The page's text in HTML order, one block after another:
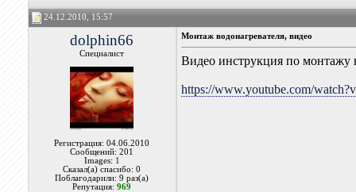
24.12.2010, 15:57
dolphin66
Специалист
Регистрация: 04.06.2010
Сообщений: 201
Images: 1
Сказал(а) спасибо: 0
Поблагодарили: 9 раз(а)
Репутация:969
Монтаж водонагревателя, видео
Видео инструкция по монтажу
https://www.youtube.com/